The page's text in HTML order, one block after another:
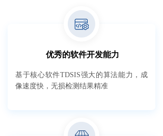
优秀的软件开发能力
基于核心软件TDSIS强大的算法能力，成
像速度快，无损检测结果精准